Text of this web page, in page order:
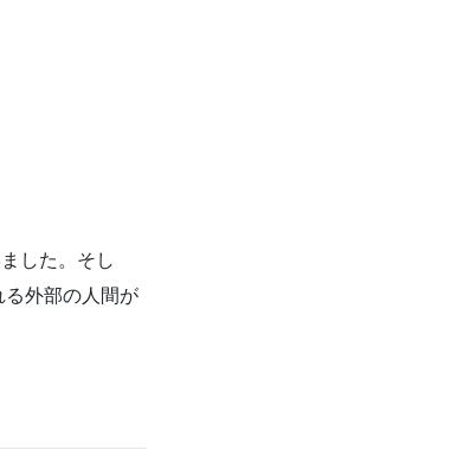
した。そし
外部の人間が